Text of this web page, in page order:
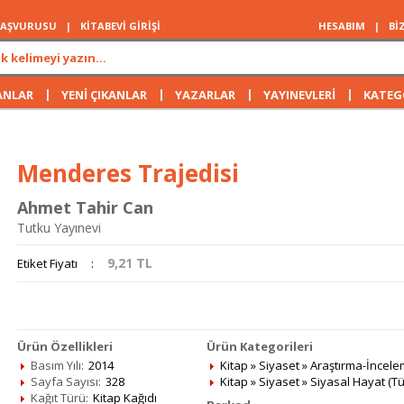
| KİTABEVİ GİRİŞİ HESABIM |
| YENİ ÇIKANLAR | YAZARLAR | YAYINEVLERİ |
Menderes Trajedisi
Ahmet Tahir Can
Tutku Yayınevi
Etiket Fiyatı : 9,21 TL
Ürün Özellikleri
Basım Yılı: 2014
Sayfa Sayısı: 328
Kağıt Türü: Kitap Kağıdı
Ürün Kategorileri
Kitap » Siyaset»Araştırma-
Kitap » Siyaset» Siyasal Hayat